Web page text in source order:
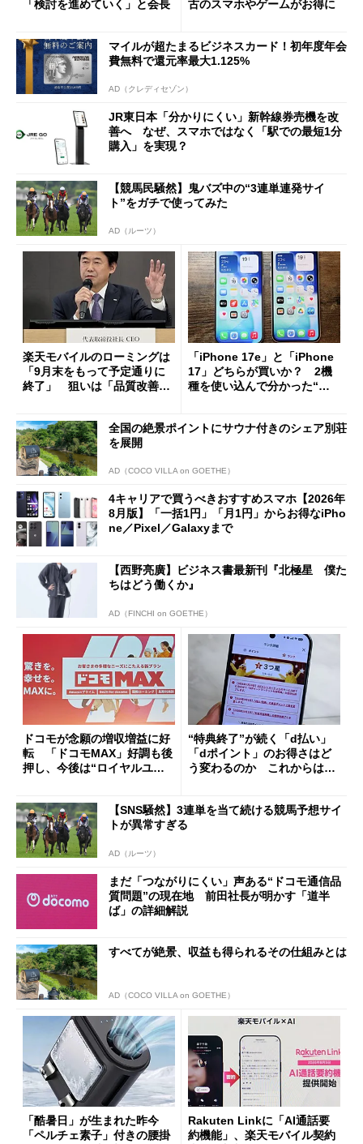
「検討を進めていく」と会長
古のスマホやゲームがお得に
マイルが超たまるビジネスカード！初年度年会
費無料で還元率最大1.125%
AD（クレディセゾン）
JR東日本「分かりにくい」新幹線券売機を改
善へ なぜ、スマホではなく「駅での最短1分
購入」を実現？
【競馬民騒然】鬼バズ中の“3連単連発サイ
ト”をガチで使ってみた
AD（ルーツ）
楽天モバイルのローミングは
「9月末をもって予定通りに
終了」 狙いは「品質改善」
も
「iPhone 17e」と「iPhone
17」どちらが買いか？ 2機
種を使い込んで分かった“ス
全国の絶景ポイントにサウナ付きのシェア別荘
を展開
AD（COCO VILLA on GOETHE）
4キャリアで買うべきおすすめスマホ【2026年
8月版】「一括1円」「月1円」からお得なiPho
ne／Pixel／Galaxyまで
【西野亮廣】ビジネス書最新刊『北極星 僕た
ちはどう働くか』
AD（FINCHI on GOETHE）
ドコモが念願の増収増益に好
転 「ドコモMAX」好調も後
押し、今後は“ロイヤルユー
“特典終了”が続く「d払い」
「dポイント」のお得さはど
う変わるのか これからは
【SNS騒然】3連単を当て続ける競馬予想サイ
トが異常すぎる
AD（ルーツ）
まだ「つながりにくい」声ある“ドコモ通信品
質問題”の現在地 前田社長が明かす「道半
ば」の詳細解説
すべてが絶景、収益も得られるその仕組みとは
AD（COCO VILLA on GOETHE）
「酷暑日」が生まれた昨今
「ペルチェ素子」付きの腰掛
Rakuten Linkに「AI通話要
約機能」、楽天モバイル契約